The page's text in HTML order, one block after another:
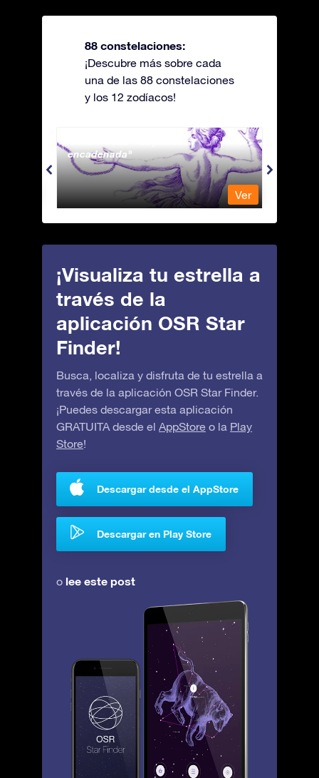
88 constelaciones:
¡Descubre más sobre cada
una de las 88 constelaciones
y los 12 zodíacos!
Andromeda - La princesa
encadenada
Ver
¡Visualiza tu estrella a
través de la
aplicación OSR Star
Finder!
Busca, localiza y disfruta de tu estrella a
través de la aplicación OSR Star Finder.
¡Puedes descargar esta aplicación
GRATUITA desde el AppStore o la Play
Store!
Descargar desde el AppStore
Descargar en Play Store
o lee este post